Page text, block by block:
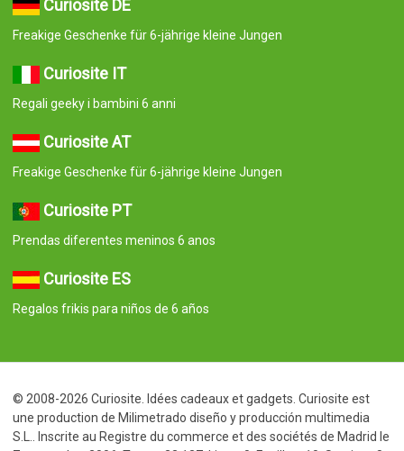
Curiosite DE
Freakige Geschenke für 6-jährige kleine Jungen
Curiosite IT
Regali geeky i bambini 6 anni
Curiosite AT
Freakige Geschenke für 6-jährige kleine Jungen
Curiosite PT
Prendas diferentes meninos 6 anos
Curiosite ES
Regalos frikis para niños de 6 años
© 2008-2026 Curiosite. Idées cadeaux et gadgets. Curiosite est
une production de Milimetrado diseño y producción multimedia
S.L.. Inscrite au Registre du commerce et des sociétés de Madrid le